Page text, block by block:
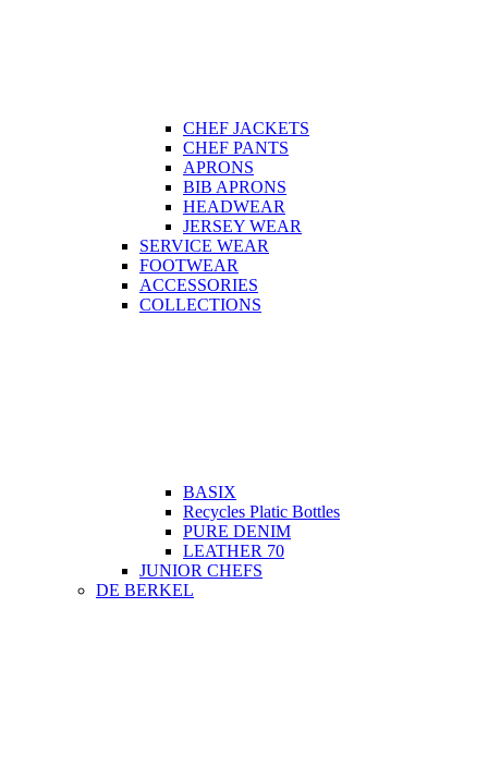
CHEF JACKETS
CHEF PANTS
APRONS
BIB APRONS
HEADWEAR
JERSEY WEAR
SERVICE WEAR
FOOTWEAR
ACCESSORIES
COLLECTIONS
BASIX
Recycles Platic Bottles
PURE DENIM
LEATHER 70
JUNIOR CHEFS
DE BERKEL